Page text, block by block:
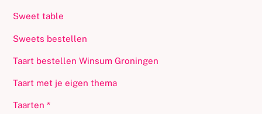
Sweet table
Sweets bestellen
Taart bestellen Winsum Groningen
Taart met je eigen thema
Taarten *